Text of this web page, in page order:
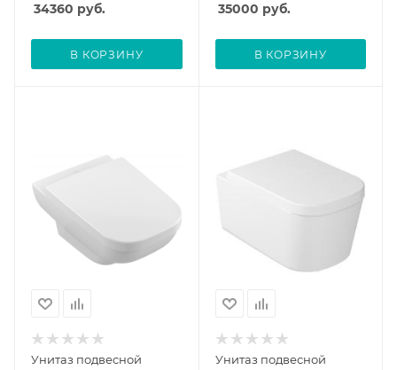
34360 руб.
В КОРЗИНУ
35000 руб.
В КОРЗИНУ
Унитаз подвесной
Унитаз подвесной